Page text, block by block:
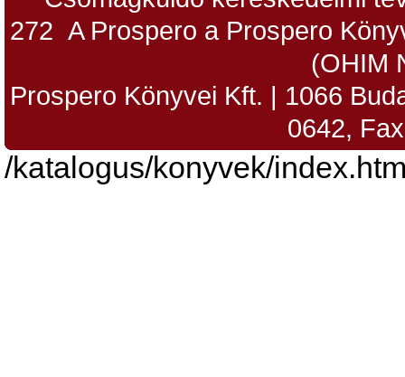
272 A Prospero a Prospero
(OHIM
Prospero Könyvei Kft. | 1066
0642,
/katalogus/konyvek/